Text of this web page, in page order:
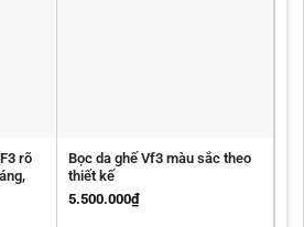
rõ
Bọc da ghế Vf3 màu sắc theo
thiết kế
5.500.000₫